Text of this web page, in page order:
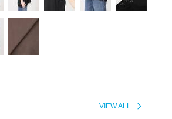
VIEW ALL